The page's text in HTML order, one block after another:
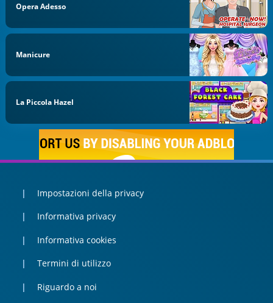
Opera Adesso
Manicure
La Piccola Hazel
Impostazioni della privacy
Informativa privacy
Informativa cookies
Termini di utilizzo
Riguardo a noi